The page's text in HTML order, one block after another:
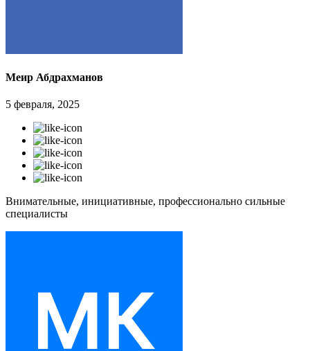
Меир Абдрахманов
5 февраля, 2025
Внимательные, инициативные, профессионально сильные
специалисты